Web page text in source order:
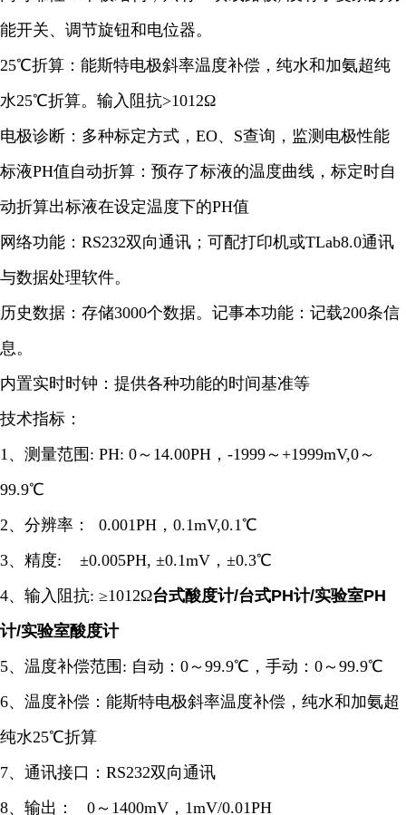
能开关、调节旋钮和电位器。
25℃折算：能斯特电极斜率温度补偿，纯水和加氨超纯
水25℃折算。输入阻抗>1012Ω
电极诊断：多种标定方式，EO、S查询，监测电极性能
标液PH值自动折算：预存了标液的温度曲线，标定时自
动折算出标液在设定温度下的PH值
网络功能：RS232双向通讯；可配打印机或TLab8.0通讯
与数据处理软件。
历史数据：存储3000个数据。记事本功能：记载200条信
息。
内置实时时钟：提供各种功能的时间基准等
技术指标：
1、测量范围: PH: 0～14.00PH，-1999～+1999mV,0～
99.9℃
2、分辨率： 0.001PH，0.1mV,0.1℃
3、精度: ±0.005PH, ±0.1mV，±0.3℃
4、输入阻抗: ≥1012Ω台式酸度计/台式PH计/实验室PH
计/实验室酸度计
5、温度补偿范围: 自动：0～99.9℃，手动：0～99.9℃
6、温度补偿：能斯特电极斜率温度补偿，纯水和加氨超
纯水25℃折算
7、通讯接口：RS232双向通讯
8、输出： 0～1400mV，1mV/0.01PH